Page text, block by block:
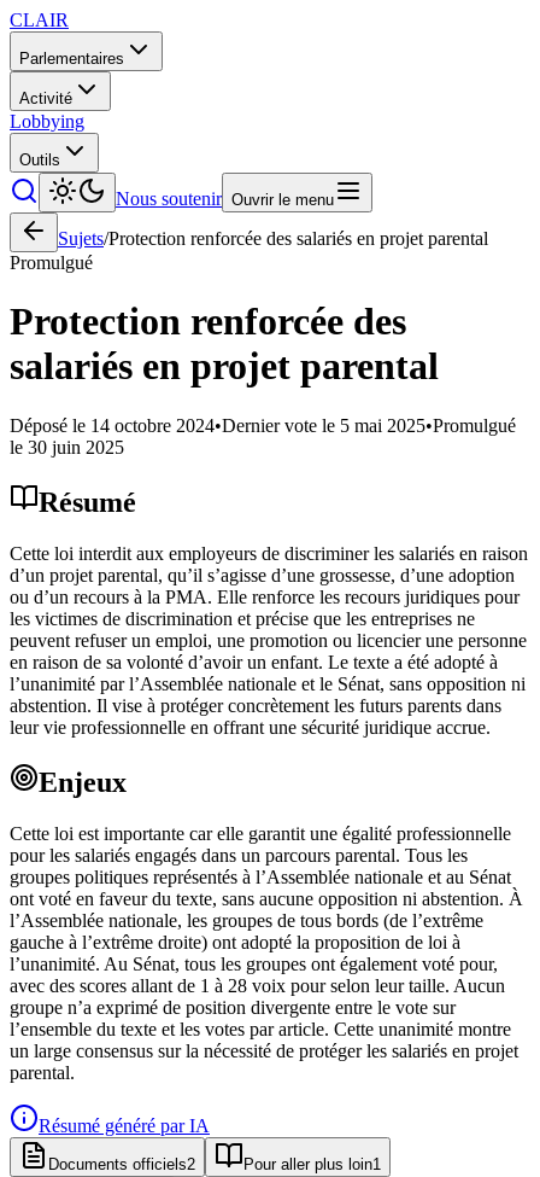
CLAIR
Parlementaires
Activité
Lobbying
Outils
Nous soutenir Ouvrir le menu
Sujets/Protection renforcée des salariés en projet parental
Promulgué
Protection renforcée des
salariés en projet parental
Déposé le 14 octobre 2024•Dernier vote le 5 mai 2025•Promulgué
le 30 juin 2025
Résumé
Cette loi interdit aux employeurs de discriminer les salariés en raison
d’un projet parental, qu’il s’agisse d’une grossesse, d’une adoption
ou d’un recours à la PMA. Elle renforce les recours juridiques pour
les victimes de discrimination et précise que les entreprises ne
peuvent refuser un emploi, une promotion ou licencier une personne
en raison de sa volonté d’avoir un enfant. Le texte a été adopté à
l’unanimité par l’Assemblée nationale et le Sénat, sans opposition ni
abstention. Il vise à protéger concrètement les futurs parents dans
leur vie professionnelle en offrant une sécurité juridique accrue.
Enjeux
Cette loi est importante car elle garantit une égalité professionnelle
pour les salariés engagés dans un parcours parental. Tous les
groupes politiques représentés à l’Assemblée nationale et au Sénat
ont voté en faveur du texte, sans aucune opposition ni abstention. À
l’Assemblée nationale, les groupes de tous bords (de l’extrême
gauche à l’extrême droite) ont adopté la proposition de loi à
l’unanimité. Au Sénat, tous les groupes ont également voté pour,
avec des scores allant de 1 à 28 voix pour selon leur taille. Aucun
groupe n’a exprimé de position divergente entre le vote sur
l’ensemble du texte et les votes par article. Cette unanimité montre
un large consensus sur la nécessité de protéger les salariés en projet
parental.
Résumé généré par IA
Documents officiels2 Pour aller plus loin1